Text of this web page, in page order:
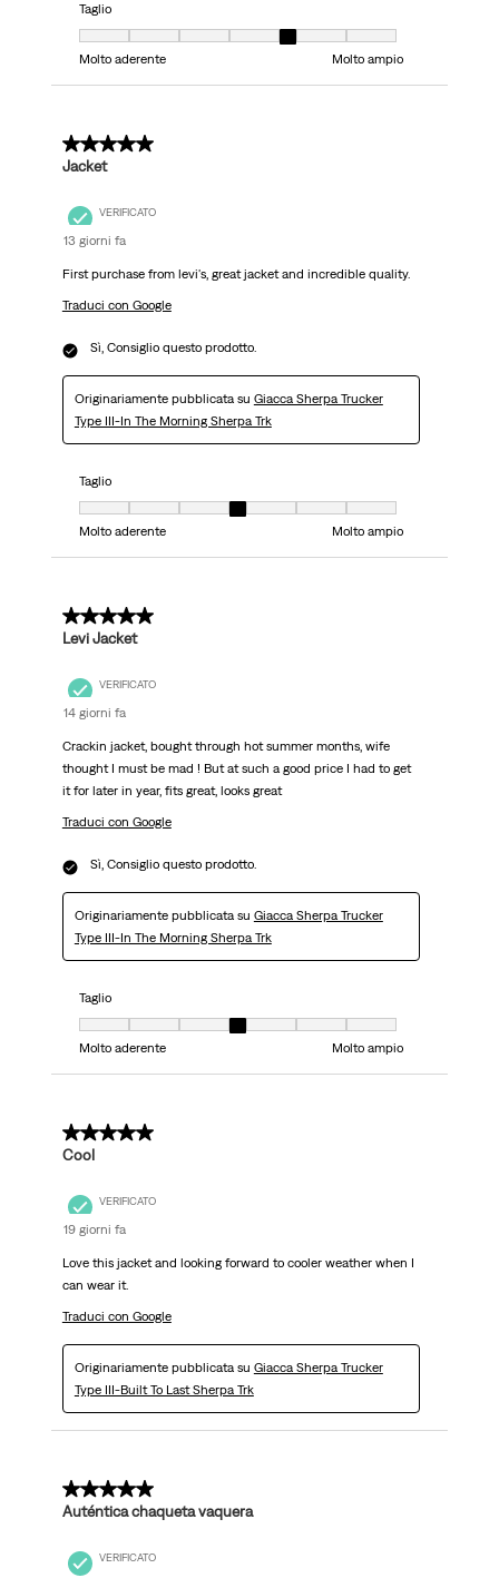
Taglio
Taglio, 5 su 7, dove 1 è uguale a Molto aderente e 7 è uguale a Molto
Molto aderente
Molto ampio
5 su 5 stelle.
Jacket
VERIFICATO
13 giorni fa
First purchase from levi's, great jacket and incredible quality.
Traduci con Google
Sì, Consiglio questo prodotto.
Originariamente pubblicata su Giacca Sherpa Trucker
Type III-In The Morning Sherpa Trk
Taglio
Taglio, 4 su 7, dove 1 è uguale a Molto aderente e 7 è uguale a Molto
Molto aderente
Molto ampio
5 su 5 stelle.
Levi Jacket
VERIFICATO
14 giorni fa
Crackin jacket, bought through hot summer months, wife
thought I must be mad ! But at such a good price I had to get
it for later in year, fits great, looks great
Traduci con Google
Sì, Consiglio questo prodotto.
Originariamente pubblicata su Giacca Sherpa Trucker
Type III-In The Morning Sherpa Trk
Taglio
Taglio, 4 su 7, dove 1 è uguale a Molto aderente e 7 è uguale a Molto
Molto aderente
Molto ampio
5 su 5 stelle.
Cool
VERIFICATO
19 giorni fa
Love this jacket and looking forward to cooler weather when I
can wear it.
Traduci con Google
Originariamente pubblicata su Giacca Sherpa Trucker
Type III-Built To Last Sherpa Trk
5 su 5 stelle.
Auténtica chaqueta vaquera
VERIFICATO